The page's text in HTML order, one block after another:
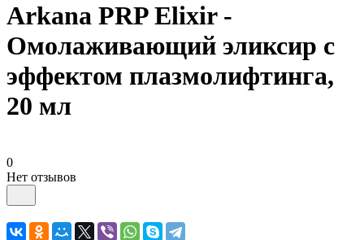
Arkana PRP Elixir -
Омолаживающий эликсир с
эффектом плазмолифтинга,
20 мл
0
Нет отзывов